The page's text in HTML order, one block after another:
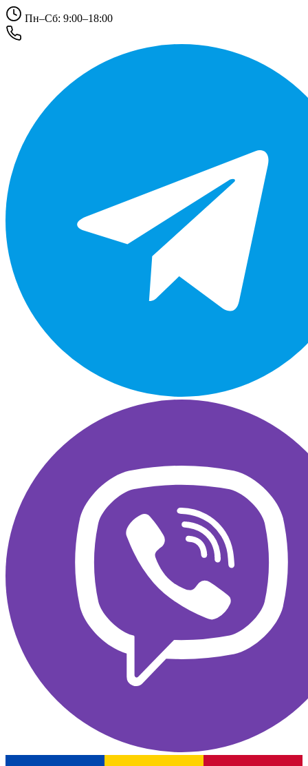
Пн–Сб: 9:00–18:00